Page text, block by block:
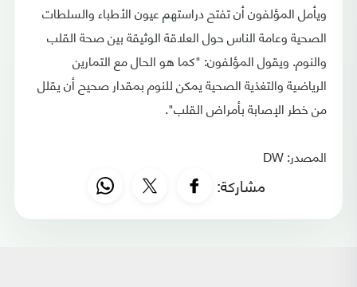
ويأمل المؤلفون أن تفتح دراستهم عيون الأطباء والسلطات
الصحية وعامة الناس حول العلاقة الوثيقة بين صحة القلب
والنوم. ويقول المؤلفون: "كما هو الحال مع التمارين
الرياضية والتغذية الصحية يمكن للنوم بمقدار صحيح أن يقلل
من خطر الإصابة بأمراض القلب".
المصدر: DW
مشاركة: